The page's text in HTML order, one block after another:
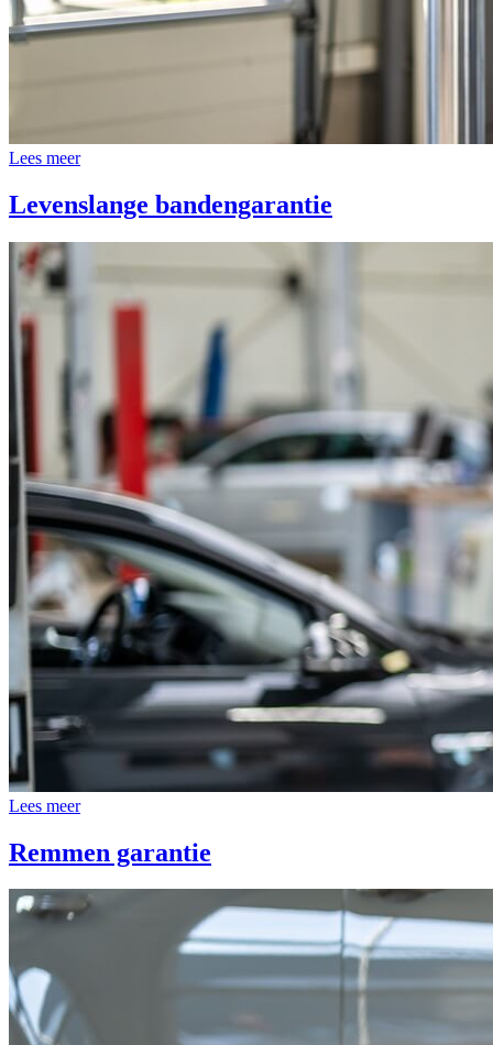
Lees meer
Levenslange bandengarantie
Lees meer
Remmen garantie